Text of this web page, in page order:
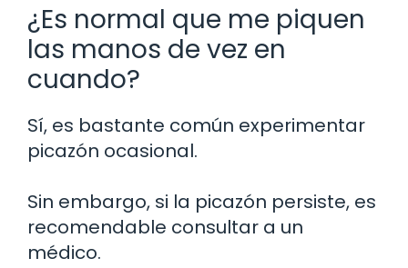
¿Es normal que me piquen
las manos de vez en
cuando?
Sí, es bastante común experimentar
picazón ocasional.
Sin embargo, si la picazón persiste, es
recomendable consultar a un
médico.